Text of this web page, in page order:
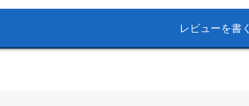
レビューを書く